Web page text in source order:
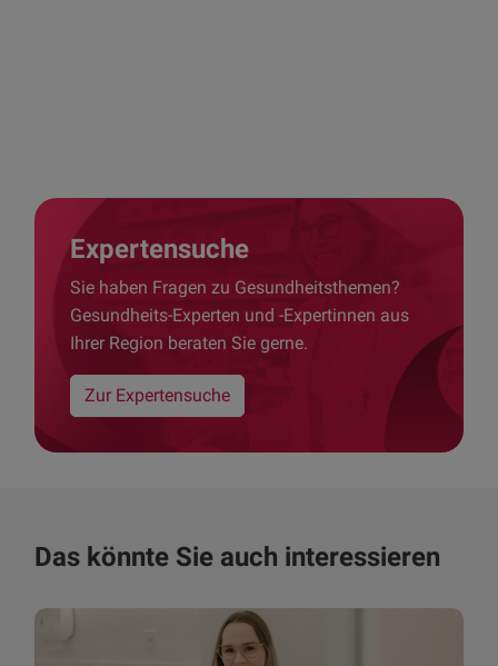
Expertensuche
Sie haben Fragen zu Gesundheitsthemen?
Gesundheits-Experten und -Expertinnen aus
Ihrer Region beraten Sie gerne.
Zur Expertensuche
Das könnte Sie auch interessieren